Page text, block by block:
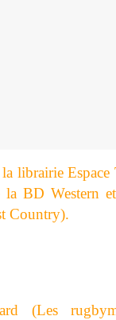
librairie Espace
BD Western
Country).
(Les